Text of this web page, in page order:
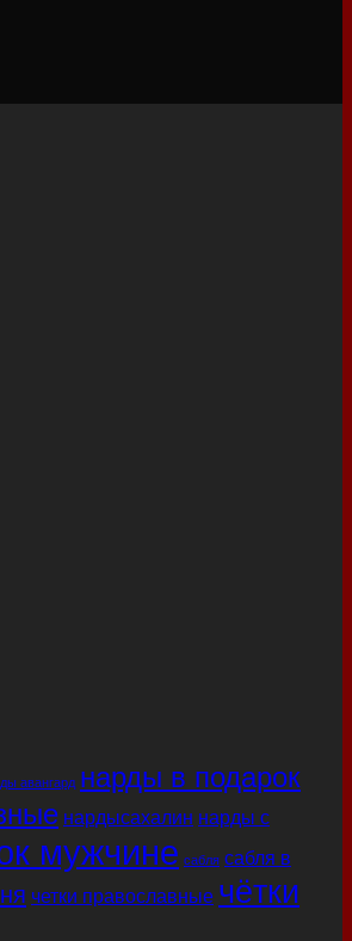
авангард нарды в подарок
нардысахалин нарды с
мужчине сабля сабля в
четки православные чётки